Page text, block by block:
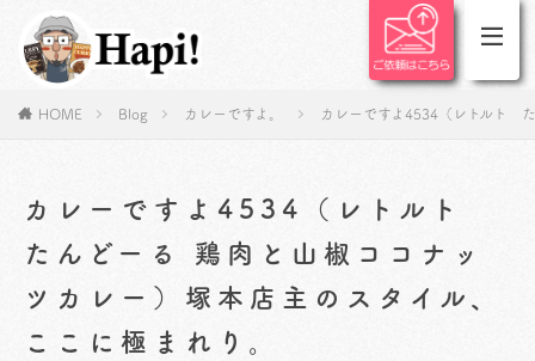
HOME Blog カレーですよ。 カレーですよ4534（レトルト
カレーですよ4534（レトルト
たんどーる 鶏肉と山椒ココナッ
ツカレー）塚本店主のスタイル、
ここに極まれり。